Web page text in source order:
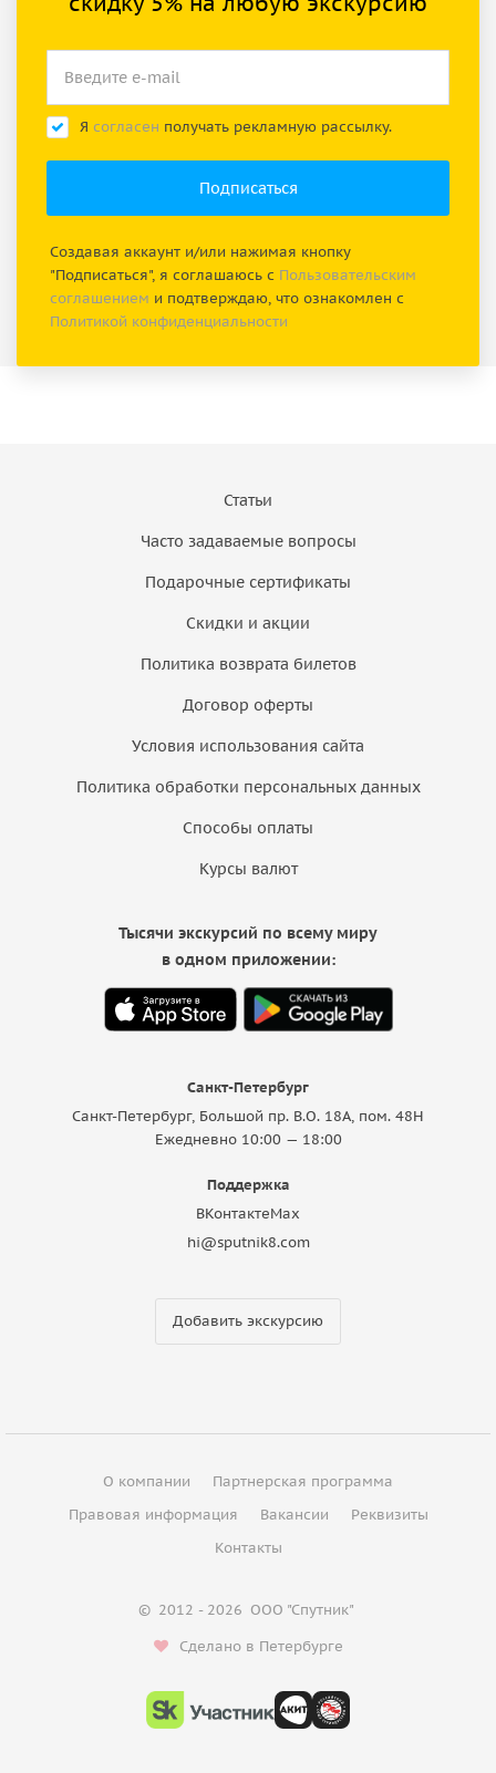
Я согласен получать рекламную рассылку.
Создавая аккаунт и/или нажимая кнопку
"Подписаться", я соглашаюсь с Пользовательским
соглашением и подтверждаю, что ознакомлен с
Политикой конфиденциальности
Статьи
Часто задаваемые вопросы
Подарочные сертификаты
Скидки и акции
Политика возврата билетов
Договор оферты
Условия использования сайта
Политика обработки персональных данных
Способы оплаты
Курсы валют
Санкт-Петербург
Санкт-Петербург, Большой пр. В.О. 18A, пом. 48Н
Ежедневно 10:00 — 18:00
Поддержка
ВКонтактеMax
hi@sputnik8.com
Добавить экскурсию
Тысячи экскурсий по всему миру
в одном приложении:
О компании
Партнерская программа
Правовая информация
Вакансии
Реквизиты
Контакты
© 2012 - 2026 ООО "Спутник"
Сделано в Петербурге